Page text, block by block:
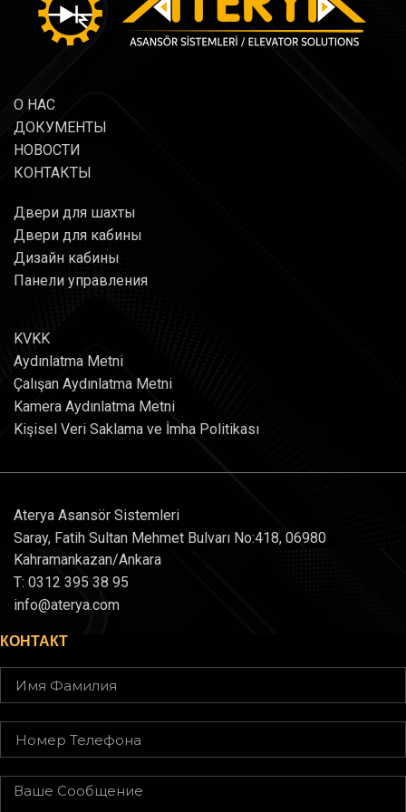
О НАС
ДОКУМЕНТЫ
НОВОСТИ
КОНТАКТЫ
Двери для шахты
Двери для кабины
Дизайн кабины
Панели управления
KVKK
Aydınlatma Metni
Çalışan Aydınlatma Metni
Kamera Aydınlatma Metni
Kişisel Veri Saklama ve İmha Politikası
Aterya Asansör Sistemleri
Saray, Fatih Sultan Mehmet Bulvarı No:418, 06980
Kahramankazan/Ankara
T: 0312 395 38 95
info@aterya.com
КОНТАКТ